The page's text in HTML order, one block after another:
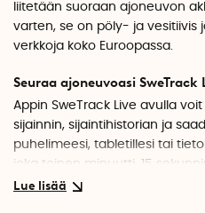
liitetään suoraan ajoneuvon
varten, se on pöly- ja vesitiivis
verkkoja koko Euroopassa.
Seuraa ajoneuvoasi SweTrack
Appin SweTrack Live avulla
sijainnin, sijaintihistorian ja
puhelimeesi, tabletillesi tai
joka toinen minuutti, 15
riippuen datapaketista.